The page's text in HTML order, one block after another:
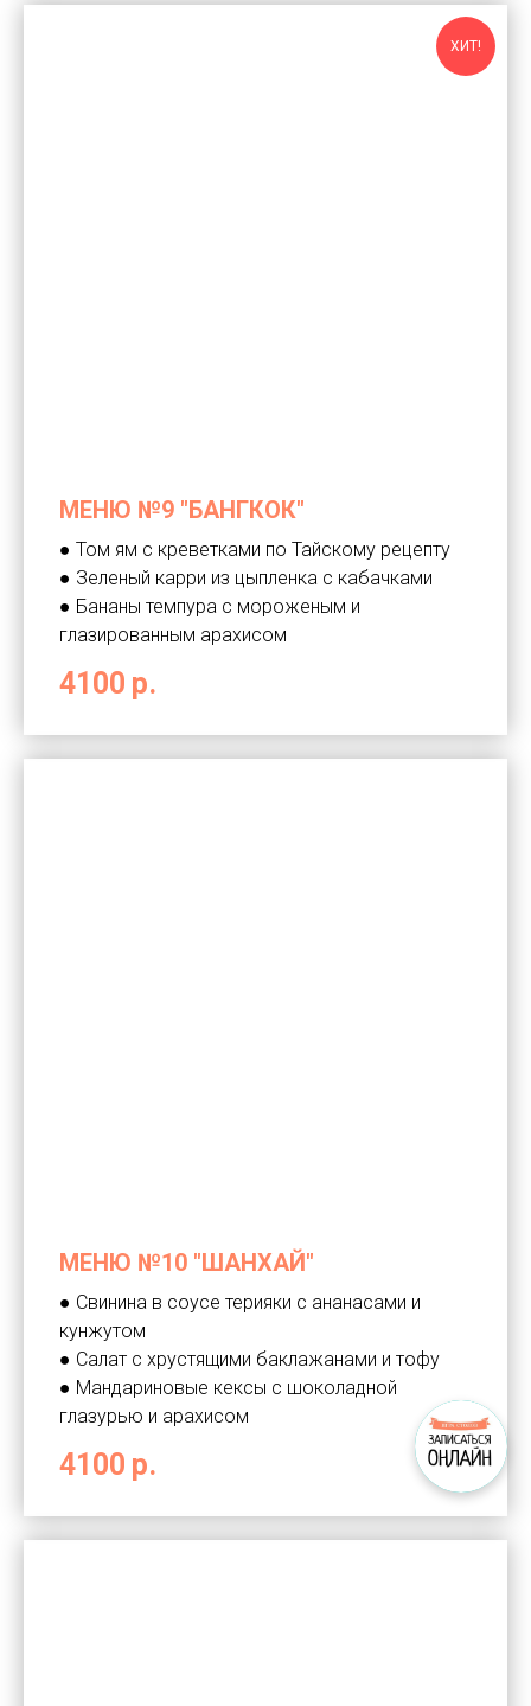
ХИТ!
МЕНЮ №9 "БАНГКОК"
● Том ям с креветками по Тайскому рецепту
● Зеленый карри из цыпленка с кабачками
● Бананы темпура с мороженым и
глазированным арахисом
4100 р.
МЕНЮ №10 "ШАНХАЙ"
● Свинина в соусе терияки с ананасами и
кунжутом
● Салат с хрустящими баклажанами и тофу
● Мандариновые кексы с шоколадной
глазурью и арахисом
4100 р.